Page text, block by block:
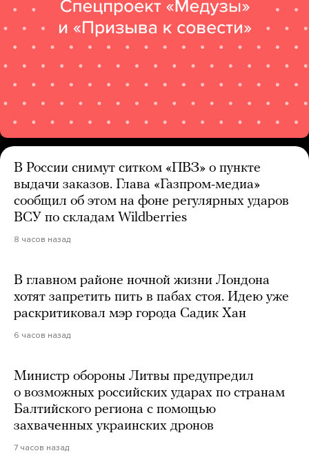
В России снимут ситком «ПВЗ» о пункте
выдачи заказов. Глава «Газпром-медиа»
сообщил об этом на фоне регулярных ударов
ВСУ по складам Wildberries
8 часов назад
В главном районе ночной жизни Лондона
хотят запретить пить в пабах стоя. Идею уже
раскритиковал мэр города Садик Хан
6 часов назад
Министр обороны Литвы предупредил
о возможных российских ударах по странам
Балтийского региона с помощью
захваченных украинских дронов
7 часов назад